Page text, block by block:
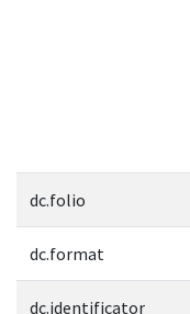
dc.folio
dc.format
dc.identificator